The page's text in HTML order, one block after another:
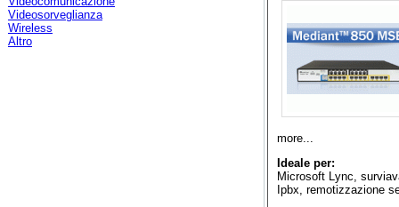
Videosorveglianza
Wireless
Altro
more...
Ideale per:
Microsoft Lync,
Ipbx, remotizzazione